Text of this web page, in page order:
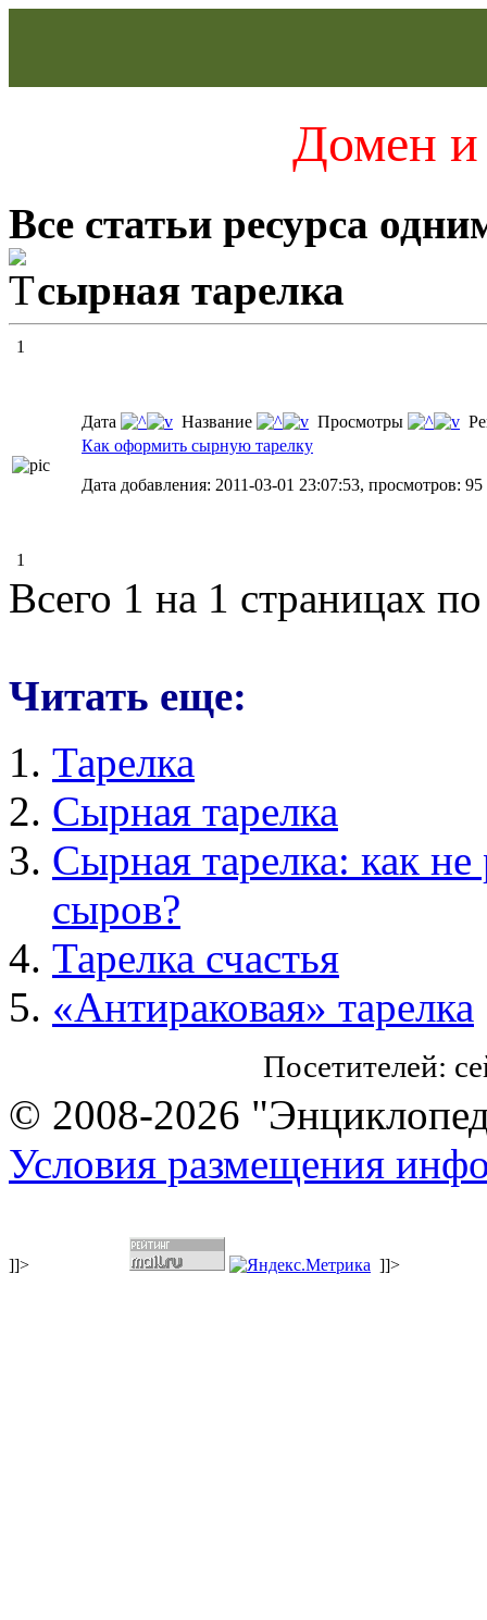
Домен и
Все статьи ресурса
сырная тарелка
1
Дата Название Просмотры
Как оформить сырную тарелку
Дата добавления: 2011-03-01 23:07:53, просмотров: 95
1
Всего 1 на 1 страницах
Читать еще:
Тарелка
Сырная тарелка
Сырная тарелка: как не
сыров?
Тарелка счастья
«Антираковая» тарелка
Посетителей:
© 2008-2026
Условия размещения
]]> ]]>